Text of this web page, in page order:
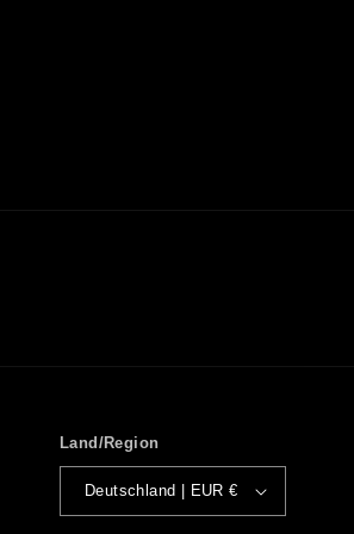
Land/Region
Deutschland | EUR €